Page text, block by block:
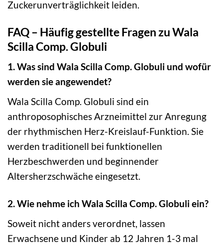
Zuckerunverträglichkeit leiden.
FAQ – Häufig gestellte Fragen zu Wala
Scilla Comp. Globuli
1. Was sind Wala Scilla Comp. Globuli und wofür
werden sie angewendet?
Wala Scilla Comp. Globuli sind ein
anthroposophisches Arzneimittel zur Anregung
der rhythmischen Herz-Kreislauf-Funktion. Sie
werden traditionell bei funktionellen
Herzbeschwerden und beginnender
Altersherzschwäche eingesetzt.
2. Wie nehme ich Wala Scilla Comp. Globuli ein?
Soweit nicht anders verordnet, lassen
Erwachsene und Kinder ab 12 Jahren 1-3 mal